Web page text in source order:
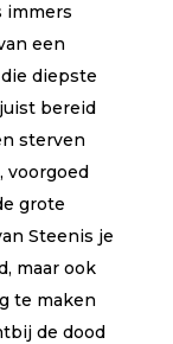
immers
een
diepste
bereid
sterven
voorgoed
grote
Steenis je
maar ook
te maken
de dood